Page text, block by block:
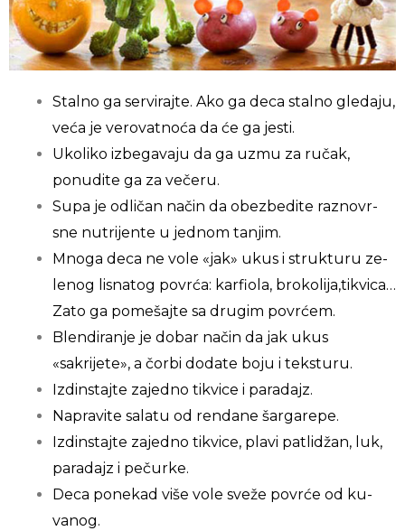
Stalno ga servirajte. Ako ga deca stalno gle­daju,
veća je verovatnoća da će ga jesti.
Uko­liko izbegavaju da ga uzmu za ručak,
ponudite ga za večeru.
Supa je odličan način da obezbedite raznovr­
sne nutrijente u jednom tanjim.
Mnoga deca ne vole «jak» ukus i strukturu ze­
lenog lisnatog povrća: karfiola, brokolija,tikvi­ca…
Zato ga pomešajte sa drugim povrćem.
Blendiranje je dobar način da jak ukus
«sakrijete», a čorbi dodate boju i teksturu.
Izdinstajte zajedno tikvice i paradajz.
Napravite salatu od rendane šargarepe.
Izdinstajte zajedno tikvice, plavi patlidžan, luk,
paradajz i pečurke.
Deca ponekad više vole sveže povrće od ku-
vanog.